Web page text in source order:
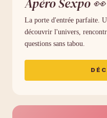
La porte d'entrée parfaite.
découvrir l'univers,
questions sans tabou.